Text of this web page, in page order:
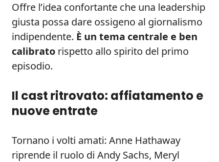
Offre l’idea confortante che una leadership
giusta possa dare ossigeno al giornalismo
indipendente. È un tema centrale e ben
calibrato rispetto allo spirito del primo
episodio.
Il cast ritrovato: affiatamento e
nuove entrate
Tornano i volti amati: Anne Hathaway
riprende il ruolo di Andy Sachs, Meryl